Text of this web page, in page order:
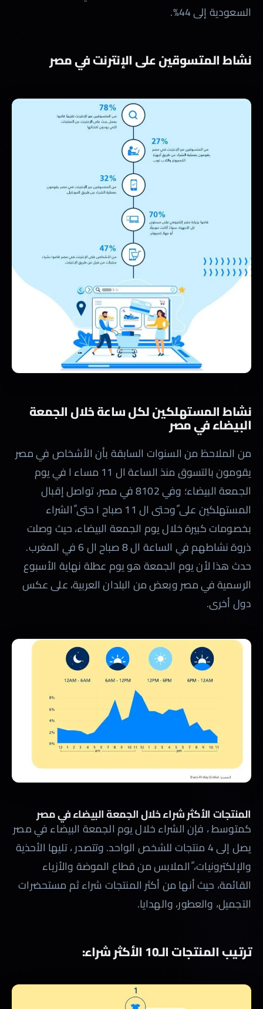
السعودية إلى 44%.
نشاط المتسوقين على الإنترنت في مصر
نشاط المستهلكين لكل ساعة خلال الجمعة
البيضاء في مصر
من الملاحظ من السنوات السابقة بأن الأشخاص في مصر
يقومون بالتسوق منذ الساعة ال 11 مساء ا في يوم
الجمعة البيضاء؛ وفي 8102 في مصر، تواصل إقبال
المستهلكين على ًوحتى ال 11 صباح ا حتى ًالشراء
بخصومات كبيرة خلال يوم الجمعة البيضاء، حيث وصلت
ذروة نشاطهم في الساعة ال 8 صباح ال 6 في المغرب.
حدث هذا لأن يوم الجمعة هو يوم عطلة نهاية الأسبوع
الرسمية في مصر وبعض من البلدان العربية، على عكس
دول أخرى.
المنتجات الأكثر شراء خلال الجمعة البيضاء في مصر
كمتوسط ، فإن الشراء خلال يوم الجمعة البيضاء في مصر
يصل إلى 4 منتجات للشخص الواحد. وتتصدر ، تليها الأحذية
والإلكترونيات، ًالملابس من قطاع الموضة والأزياء
القائمة، حيث أنها من أكثر المنتجات شراء ثم مستحضرات
التجميل، والعطور، والهدايا.
ترتيب المنتجات الـ10 الأكثر شراء: